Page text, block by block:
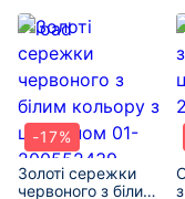
-17%
Золоті сережки
червоного з білим